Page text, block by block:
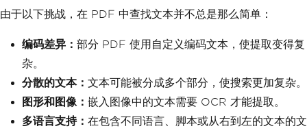
由于以下挑战，在 PDF 中查找文本并不总是那么简单：
编码差异： 部分 PDF 使用自定义编码文本，使提取变得复
杂。
分散的文本： 文本可能被分成多个部分，使搜索更加复杂。
图形和图像： 嵌入图像中的文本需要 OCR 才能提取。
多语言支持： 在包含不同语言、脚本或从右到左的文本的文